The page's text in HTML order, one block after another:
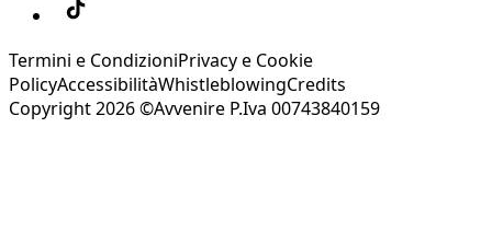
Termini e CondizioniPrivacy e Cookie
PolicyAccessibilitàWhistleblowingCredits
Copyright 2026 ©Avvenire P.Iva 00743840159